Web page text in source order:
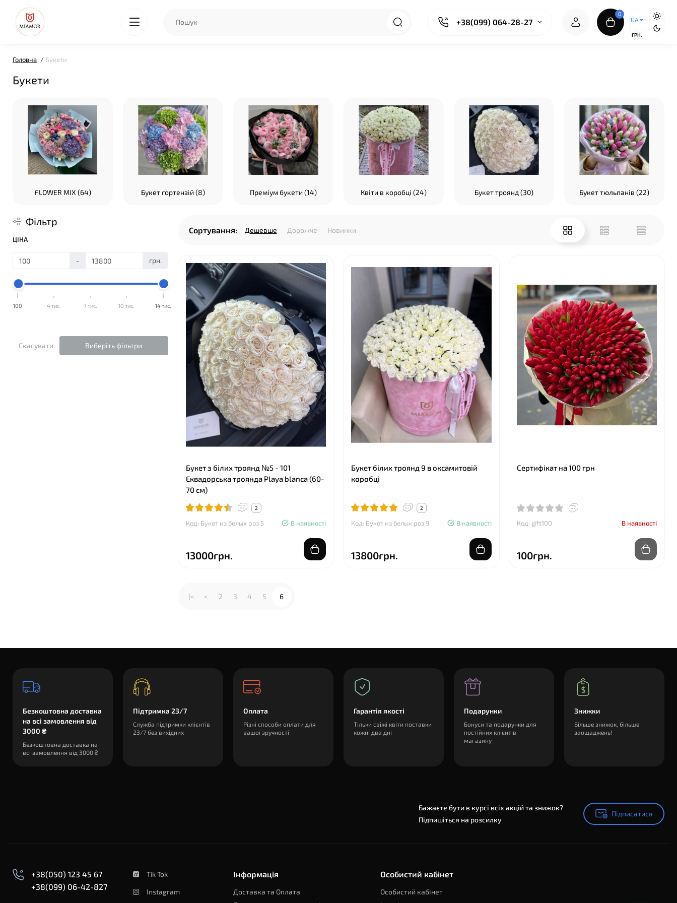
+38(099) 064-28-27
0
UA
ГРН.
Головна Букети
Букети
FLOWER MIX (64) Букет гортензій (8) Преміум букети (14) Квіти в коробці (24) Букет троянд (30) Букет тюльпанів (22)
Фільтр
ЦІНА
- грн.
100 4 тис. 7 тис. 10 тис. 14 тис.
Скасувати Виберіть фільтри
Сортування: Дешевше Дорожче Новинки
Букет з білих троянд №5 - 101
Еквадорська троянда Playa blanca (60-
70 см)
2
Код: Букет из белых роз 5 В наявності
13000грн.
Букет білих троянд 9 в оксамитовій
коробці
2
Код: Букет из белых роз 9 В наявності
13800грн.
Сертифікат на 100 грн
Код: gift100 В наявності
100грн.
|< < 2 3 4 5 6
Безкоштовна доставка
на всі замовлення від
3000 ₴
Безкоштовна доставка на
всі замовлення від 3000 ₴
Підтримка 23/7
Служба підтримки клієнтів
23/7 без вихідних
Оплата
Різні способи оплати для
вашої зручності
Гарантія якості
Тільки свіжі квіти поставки
кожні два дні
Подарунки
Бонуси та подарунки для
постійних клієнтів
магазину
Знижки
Більше знижок, більше
заощаджень!
Бажаєте бути в курсі всіх акцій та знижок?
Підпишіться на розсилку
Підписатися
Підписатися
+38(050) 123 45 67
+38(099) 06-42-827
Tik Tok
Instagram
Інформація
Доставка та Оплата
Особистий кабінет
Особистий кабінет